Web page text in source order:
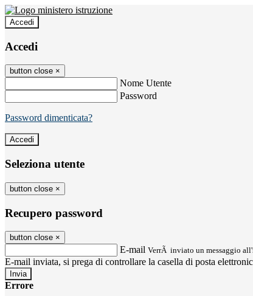
Accedi
Accedi
button close ×
Nome Utente
Password
Password dimenticata?
Seleziona utente
button close ×
Recupero password
button close ×
E-mail VerrÃ inviato un messaggio
E-mail inviata, si prega di controllare la casella di posta
Errore